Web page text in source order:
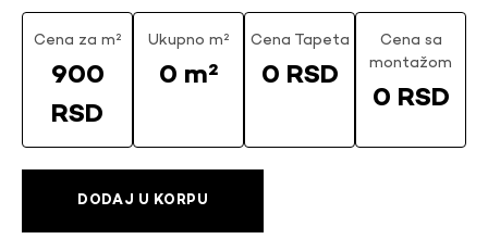
Cena za m²
900
RSD
Ukupno m²
0 m²
Cena Tapeta
0 RSD
Cena sa
montažom
0 RSD
DODAJ U KORPU